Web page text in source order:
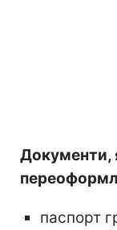
Документи,
паспорт